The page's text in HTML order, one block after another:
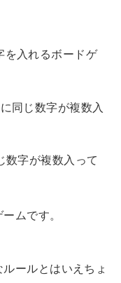
を入れるボードゲ
同じ数字が複数入
数字が複数入って
ムです。
ールとはいえちょ